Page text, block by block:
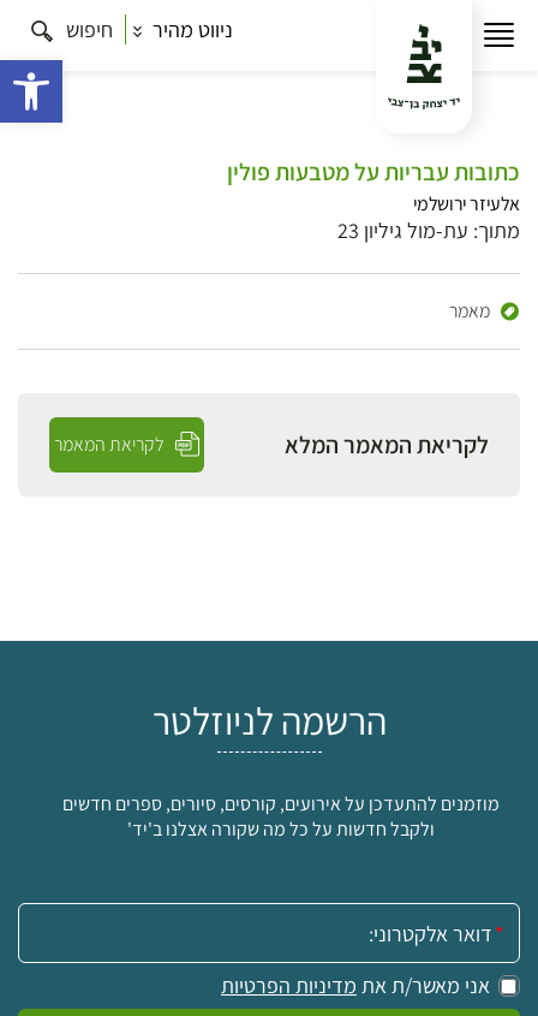
ניווט מהיר חיפוש
כתובות עבריות על מטבעות פולין
אלעיזר ירושלמי
מתוך: עת-מול גיליון 23
מאמר
לקריאת המאמר המלא לקריאת המאמר
הרשמה לניוזלטר
מוזמנים להתעדכן על אירועים, קורסים, סיורים, ספרים חדשים
ולקבל חדשות על כל מה שקורה אצלנו ב'יד'
אימייל:
אני מאשר/ת את מדיניות הפרטיות